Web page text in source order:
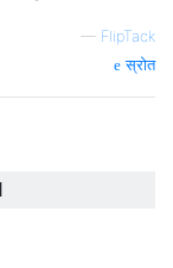
— FlipTack
स्रोत